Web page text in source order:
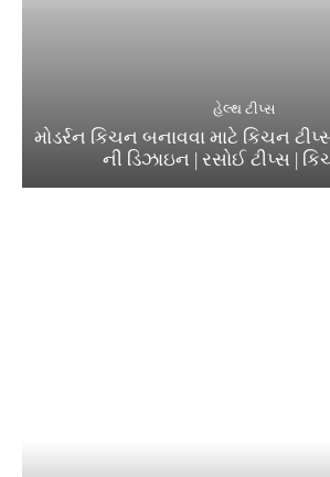
હેલ્થ ટીપ્સ
મોડર્રન કિચન બનાવવા માટે કિચન
ની ડિઝાઇન | રસોઈ ટીપ્સ |